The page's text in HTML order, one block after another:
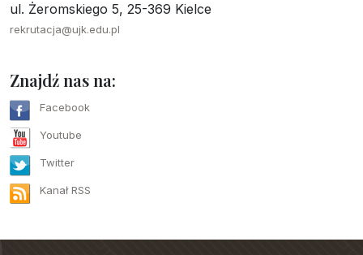
ul. Żeromskiego 5, 25-369 Kielce
rekrutacja@ujk.edu.pl
Znajdź nas na:
Facebook
Youtube
Twitter
Kanał RSS